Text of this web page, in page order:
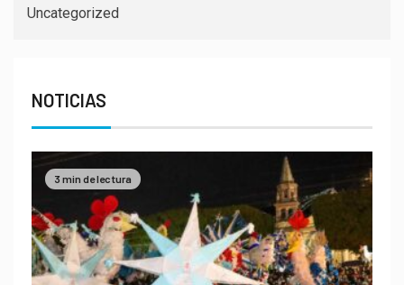
Uncategorized
NOTICIAS
3 min de lectura